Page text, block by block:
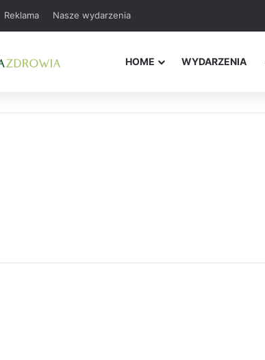
Reklama Nasze wydarzenia
HOME WYDARZENIA